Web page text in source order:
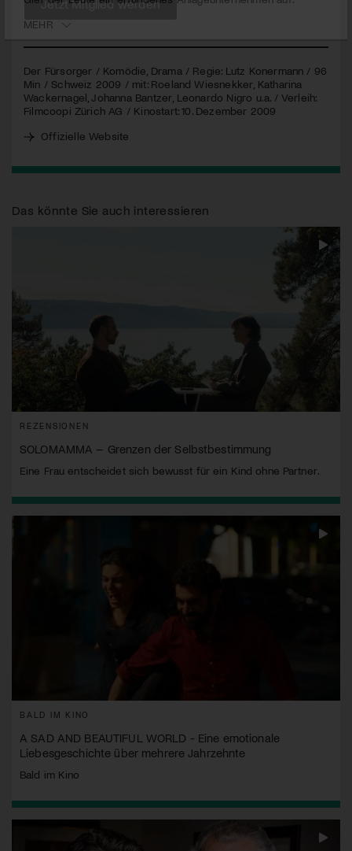
MEHR
Der Fürsorger / Komödie, Drama / Regie: Lutz Konermann / 96
Min / Schweiz 2009 / mit: Roeland Wiesnekker, Katharina
Wackernagel, Johanna Bantzer, Leonardo Nigro u.a. / Verleih:
Filmcoopi Zürich AG / Kinostart: 10. Dezember 2009
Offizielle Website
Das könnte Sie auch interessieren
REZENSIONEN
SOLOMAMMA – Grenzen der Selbstbestimmung
Eine Frau entscheidet sich bewusst für ein Kind ohne Partner.
BALD IM KINO
A SAD AND BEAUTIFUL WORLD - Eine emotionale
Liebesgeschichte über mehrere Jahrzehnte
Bald im Kino